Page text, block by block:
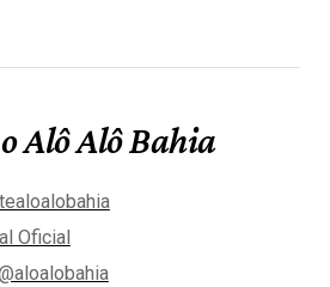
Alô Alô Bahia
Oficial